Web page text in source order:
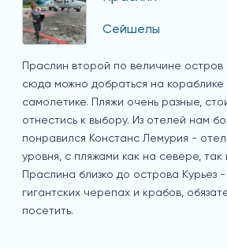
Сейшелы
Праслин второй по величине
сюда можно добраться на
самолетике. Пляжи очень разные,
отнестись к выбору. Из отелей нам
понравился Констанс Лемурия -
уровня, с пляжами как на севере,
Праслина близко до острова Курьез -
гигантских черепах и крабов,
посетить.